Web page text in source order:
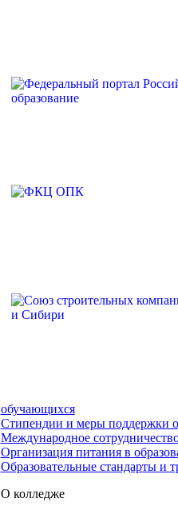
обучающихся
Стипендии и меры поддержки
Международное
Организация питания в
Образовательные стандарты и
О колледже